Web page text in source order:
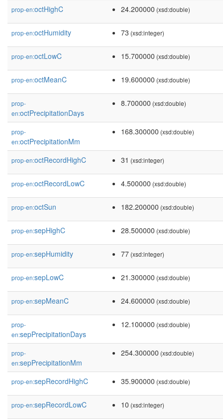
prop-en:octHighC 24.200000 (xsd:double)
prop-en:octHumidity 73 (xsd:integer)
prop-en:octLowC 15.700000 (xsd:double)
prop-en:octMeanC 19.600000 (xsd:double)
prop-
en:octPrecipitationDays
8.700000 (xsd:double)
prop-
en:octPrecipitationMm
168.300000 (xsd:double)
prop-en:octRecordHighC 31 (xsd:integer)
prop-en:octRecordLowC 4.500000 (xsd:double)
prop-en:octSun 182.200000 (xsd:double)
prop-en:sepHighC 28.500000 (xsd:double)
prop-en:sepHumidity 77 (xsd:integer)
prop-en:sepLowC 21.300000 (xsd:double)
prop-en:sepMeanC 24.600000 (xsd:double)
prop-
en:sepPrecipitationDays
12.100000 (xsd:double)
prop-
en:sepPrecipitationMm
254.300000 (xsd:double)
prop-en:sepRecordHighC 35.900000 (xsd:double)
prop-en:sepRecordLowC 10 (xsd:integer)